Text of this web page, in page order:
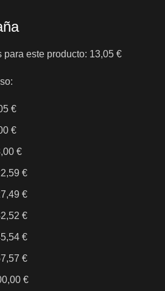
este producto: 13,05 €
€
€
€
€
€
€
€
€
€